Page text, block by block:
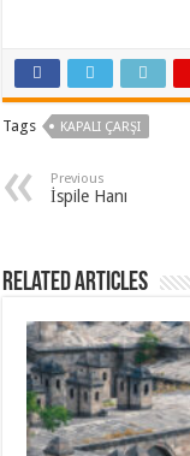
Tags KAPALI ÇARŞI
Previous
İspile Hanı
Related Articles